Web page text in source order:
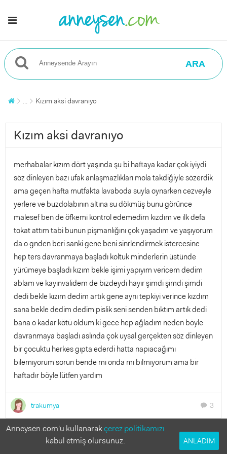
ARA
... Kızım aksi davranıyo
Kızım aksi davranıyo
merhabalar kızım dört yaşında şu bi haftaya kadar çok iyiydi
söz dinleyen bazı ufak anlaşmazlıkları mola takdiğiyle sözerdik
ama geçen hafta mutfakta lavaboda suyla oynarken cezveyle
yerlere ve buzdolabının altına su dökmüş bunu görünce
malesef ben de öfkemi kontrol edemedim kızdım ve ilk defa
tokat attım tabi bunun pişmanlığını çok yaşadım ve yaşıyorum
da o gnden beri sanki gene beni sinrlendirmek istercesine
hep ters davranmaya başladı koltuk minderlerin üstünde
yürümeye başladı kızım bekle işimi yapıyım vericem dedim
ablam ve kayınvalidem de bizdeydi hayır şimdi şimdi şimdi
dedi bekle kızım dedim artık gene aynı tepkiyi verince kızdım
sana bekle dedim dedim pislik seni senden bıktım artık dedi
bana o kadar kötü oldum ki gece hep ağladım neden böyle
davranmaya başladı aslında çok uysal gerçekten söz dinleyen
bir çocuktu herkes gıpta ederdi hatta napıacağımı
bilemiyorum sorun bende mi onda mı bilmiyorum ama bir
haftadır böyle lütfen yardım
trakumya chat 3
Bu soruya cevap verir misin?
Anneler deneyimlerinden faydalanmak istiyor!
Anneysen.com'u kullanarakçerez politikamızı
kabul etmiş olursunuz.
ANLADIM